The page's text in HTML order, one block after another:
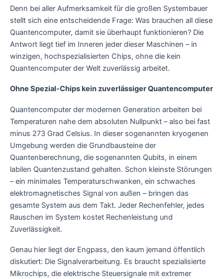
Denn bei aller Aufmerksamkeit für die großen Systembauer
stellt sich eine entscheidende Frage: Was brauchen all diese
Quantencomputer, damit sie überhaupt funktionieren? Die
Antwort liegt tief im Inneren jeder dieser Maschinen – in
winzigen, hochspezialisierten Chips, ohne die kein
Quantencomputer der Welt zuverlässig arbeitet.
Ohne Spezial-Chips kein zuverlässiger Quantencomputer
Quantencomputer der modernen Generation arbeiten bei
Temperaturen nahe dem absoluten Nullpunkt – also bei fast
minus 273 Grad Celsius. In dieser sogenannten kryogenen
Umgebung werden die Grundbausteine der
Quantenberechnung, die sogenannten Qubits, in einem
labilen Quantenzustand gehalten. Schon kleinste Störungen
– ein minimales Temperaturschwanken, ein schwaches
elektromagnetisches Signal von außen – bringen das
gesamte System aus dem Takt. Jeder Rechenfehler, jedes
Rauschen im System kostet Rechenleistung und
Zuverlässigkeit.
Genau hier liegt der Engpass, den kaum jemand öffentlich
diskutiert: Die Signalverarbeitung. Es braucht spezialisierte
Mikrochips, die elektrische Steuersignale mit extremer